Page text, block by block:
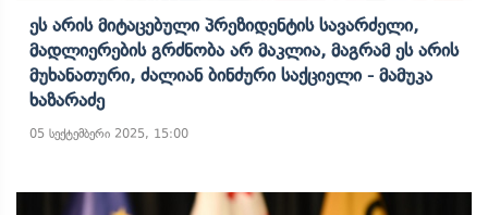
Ეს Არის Მიტაცებული Პრეზიდენტის Სავარძელი,
Მადლიერების Გრძნობა Არ Მაკლია, Მაგრამ Ეს Არის
Მუხანათური, Ძალიან Ბინძური Საქციელი - Მამუკა
Ხაზარაძე
05 სექტემბერი 2025, 15:00